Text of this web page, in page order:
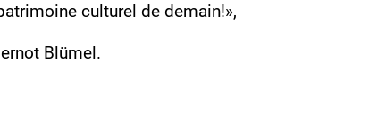
culturel de demain!»,
Blümel.